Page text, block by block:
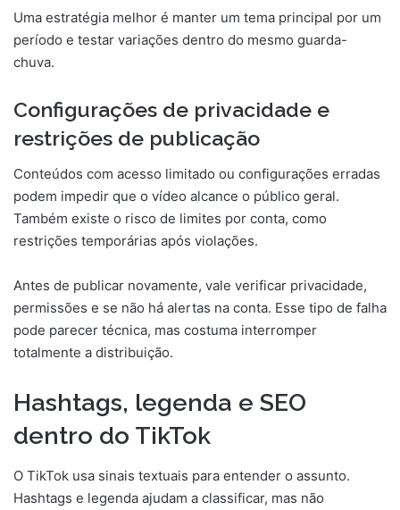
Uma estratégia melhor é manter um tema principal por um
período e testar variações dentro do mesmo guarda-
chuva.
Configurações de privacidade e
restrições de publicação
Conteúdos com acesso limitado ou configurações erradas
podem impedir que o vídeo alcance o público geral.
Também existe o risco de limites por conta, como
restrições temporárias após violações.
Antes de publicar novamente, vale verificar privacidade,
permissões e se não há alertas na conta. Esse tipo de falha
pode parecer técnica, mas costuma interromper
totalmente a distribuição.
Hashtags, legenda e SEO
dentro do TikTok
O TikTok usa sinais textuais para entender o assunto.
Hashtags e legenda ajudam a classificar, mas não